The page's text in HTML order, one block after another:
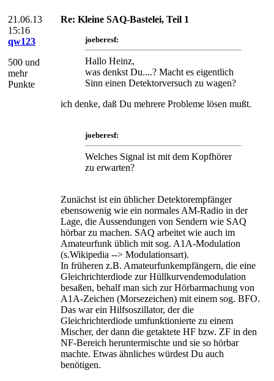
21.06.13
15:16
qw123
500 und
mehr
Punkte
Re: Kleine SAQ-Bastelei, Teil 1
joeberesf:
Hallo Heinz,
was denkst Du....? Macht es eigentlich
Sinn einen Detektorversuch zu wagen?
ich denke, daß Du mehrere Probleme lösen mußt.
joeberesf:
Welches Signal ist mit dem Kopfhörer
zu erwarten?
Zunächst ist ein üblicher Detektorempfänger
ebensowenig wie ein normales AM-Radio in der
Lage, die Aussendungen von Sendern wie SAQ
hörbar zu machen. SAQ arbeitet wie auch im
Amateurfunk üblich mit sog. A1A-Modulation
(s.Wikipedia --> Modulationsart).
In früheren z.B. Amateurfunkempfängern, die eine
Gleichrichterdiode zur Hüllkurvendemodulation
besaßen, behalf man sich zur Hörbarmachung von
A1A-Zeichen (Morsezeichen) mit einem sog. BFO.
Das war ein Hilfsoszillator, der die
Gleichrichterdiode umfunktionierte zu einem
Mischer, der dann die getaktete HF bzw. ZF in den
NF-Bereich heruntermischte und sie so hörbar
machte. Etwas ähnliches würdest Du auch
benötigen.